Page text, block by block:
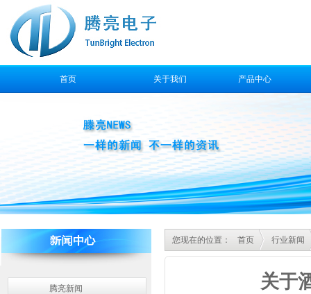
首页 关于我们 产品中心
腾亮新闻
您现在的位置： 首页 行业新闻
关于